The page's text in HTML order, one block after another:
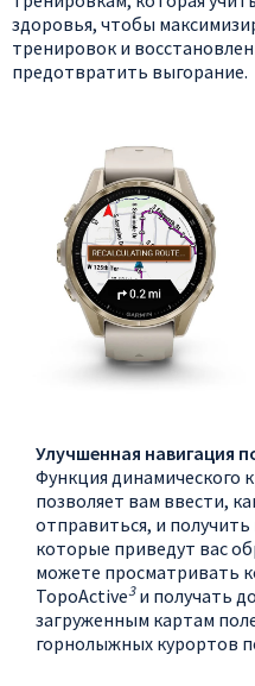
здоровья, чтобы
тренировок и
предотвратить выгорание.
Улучшенная навигация
Функция динамического
позволяет вам ввести,
отправиться, и
которые приведут вас
можете просматривать
TopoActive3и получать
загруженным картам
горнолыжных курортов